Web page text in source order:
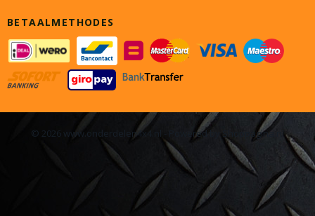
BETAALMETHODES
© 2026 www.onderdelen4x4.nl - Powered by Shoppagina.nl